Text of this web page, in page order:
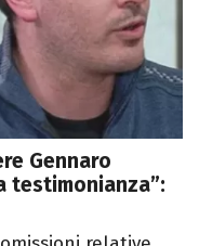
Gennaro
testimonianza”: